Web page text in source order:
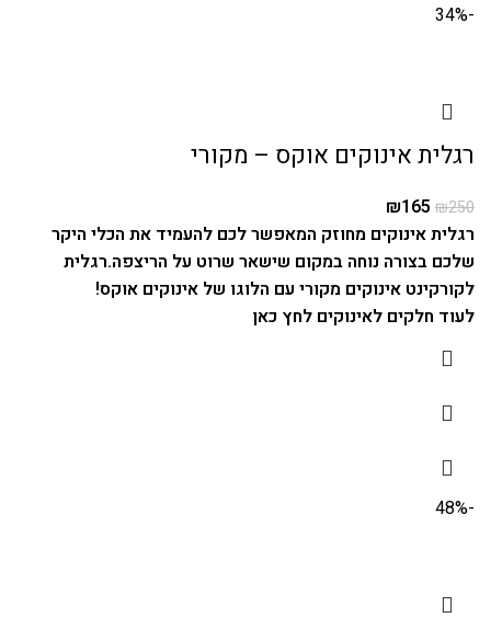
-34%
רגלית אינוקים אוקס – מקורי
₪250
₪165
רגלית אינוקים מחוזק המאפשר לכם להעמיד את הכלי היקר
שלכם בצורה נוחה במקום שישאר שרוט על הריצפה.רגלית
לקורקינט אינוקים מקורי עם הלוגו של אינוקים אוקס!
לעוד חלקים לאינוקים לחץ כאן
-48%